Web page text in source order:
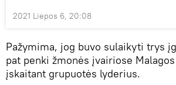
2021 Liepos 6, 20:08
Pažymima, jog buvo sulaikyti trys
pat penki žmonės įvairiose
įskaitant grupuotės lyderius.